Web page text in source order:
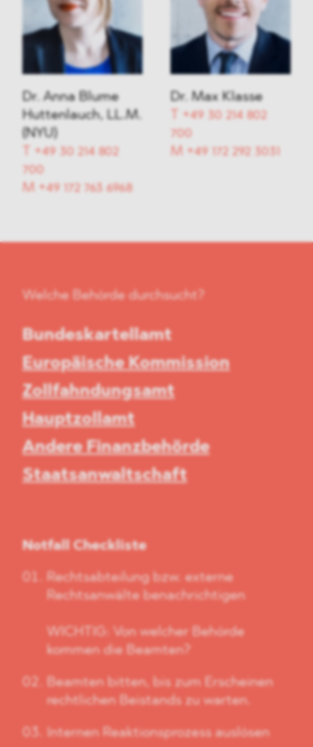
Dr. Anna Blume
Huttenlauch, LL.M.
(NYU)
T +49 30 214 802
700
M +49 172 763 6968
Dr. Max Klasse
T +49 30 214 802
700
M +49 172 292 3031
Notfall Checkliste
Rechtsabteilung bzw. externe
Rechtsanwälte benachrichtigen
WICHTIG: Von welcher Behörde
kommen die Beamten?
Beamten bitten, bis zum Erscheinen
rechtlichen Beistands zu warten.
Internen Reaktionsprozess auslösen
Welche Behörde durchsucht?
Bundeskartellamt
Europäische Kommission
Zollfahndungsamt
Hauptzollamt
Andere Finanzbehörde
Staatsanwaltschaft